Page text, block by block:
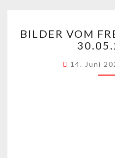
BILDER VOM
14. Juni